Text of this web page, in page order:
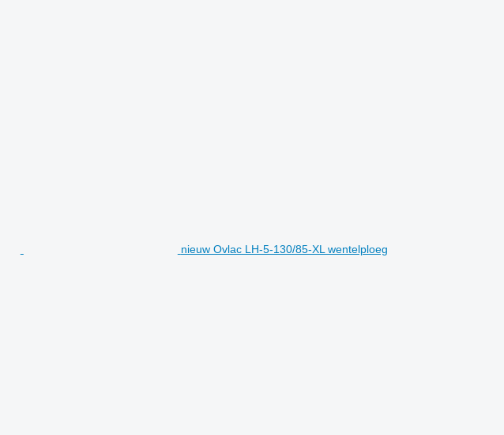
nieuw Ovlac LH-5-130/85-XL wentelploeg